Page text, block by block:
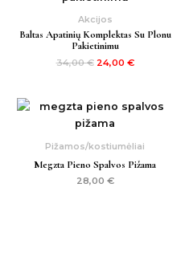
Akcijos
Baltas Apatinių Komplektas Su Plonu
Pakietinimu
34,00€ 24,00 €
Pižamos/kostiumėliai
Megzta Pieno Spalvos Pižama
28,00 €